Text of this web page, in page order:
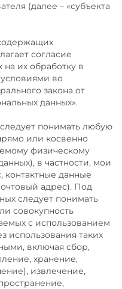
(далее – «субъекта
согласие
на их обработку в
во
закона от
данных».
понимать любую
или косвенно
физическому
в частности, мои
контактные данные
адрес). Под
следует понимать
совокупность
с использованием
использования таких
включая сбор,
хранение,
извлечение,